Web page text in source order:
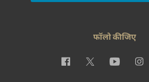
फॉलो कीजिए